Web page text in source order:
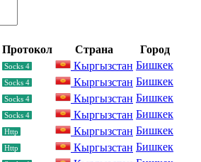
Протокол Страна
Город
Socks 4 Кыргызстан Бишкек
Socks 4 Кыргызстан Бишкек
Socks 4 Кыргызстан Бишкек
Socks 4 Кыргызстан Бишкек
Http Кыргызстан Бишкек
Http Кыргызстан Бишкек